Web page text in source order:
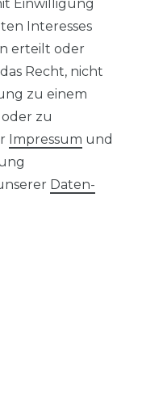
Einwilligung
Interesses
erteilt oder
Recht, nicht
zu einem
zu
Impressum und
Daten­